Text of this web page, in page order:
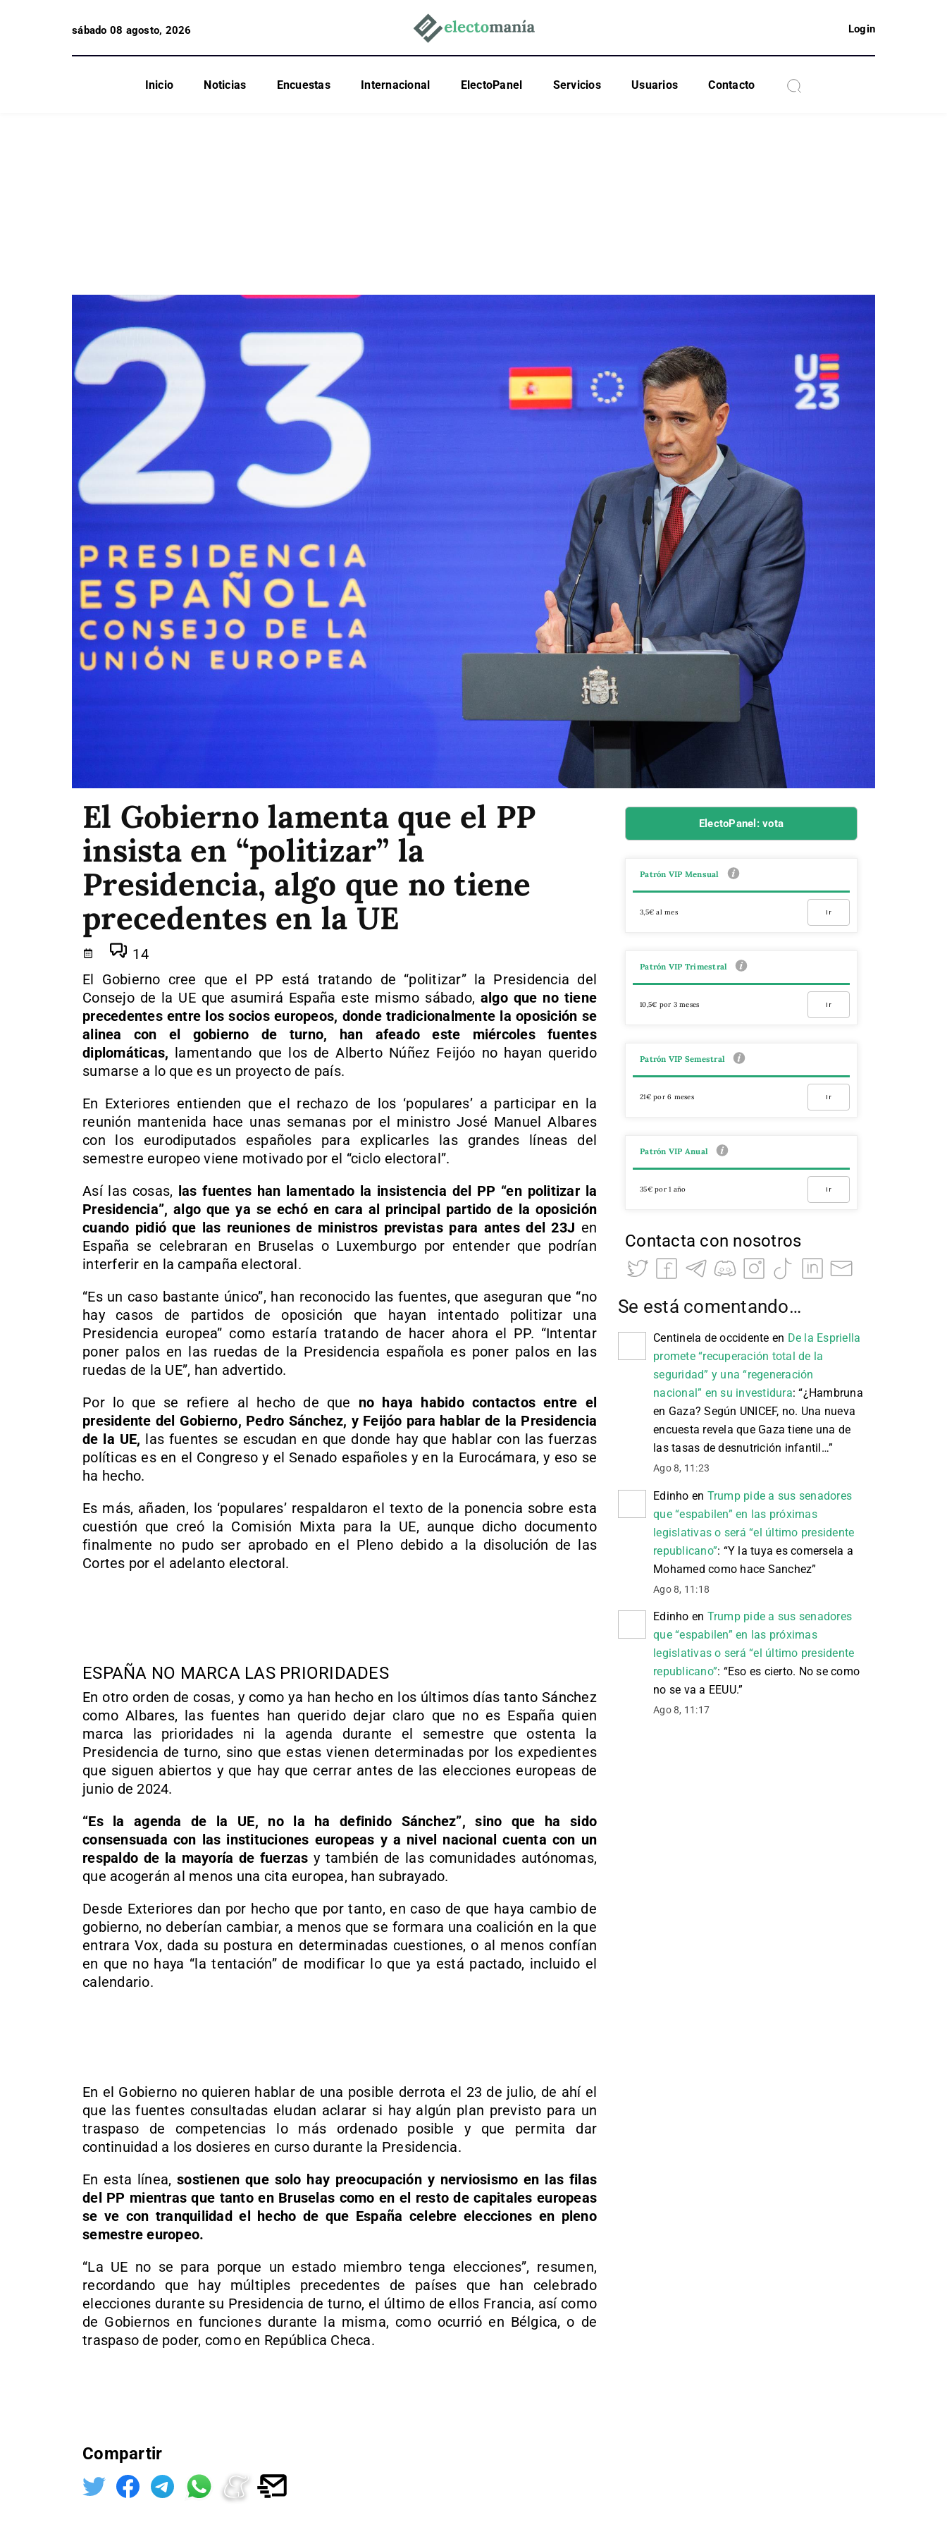
sábado 08 agosto, 2026 Login
Inicio Noticias Encuestas Internacional ElectoPanel Servicios Usuarios Contacto
El Gobierno lamenta que el PP
insista en “politizar” la
Presidencia, algo que no tiene
precedentes en la UE
14
El Gobierno cree que el PP está tratando de “politizar” la Presidencia del
Consejo de la UE que asumirá España este mismo sábado, algo que no tiene
precedentes entre los socios europeos, donde tradicionalmente la oposición se
alinea con el gobierno de turno, han afeado este miércoles fuentes
diplomáticas, lamentando que los de Alberto Núñez Feijóo no hayan querido
sumarse a lo que es un proyecto de país.
En Exteriores entienden que el rechazo de los ‘populares’ a participar en la
reunión mantenida hace unas semanas por el ministro José Manuel Albares
con los eurodiputados españoles para explicarles las grandes líneas del
semestre europeo viene motivado por el “ciclo electoral”.
Así las cosas, las fuentes han lamentado la insistencia del PP “en politizar la
Presidencia”, algo que ya se echó en cara al principal partido de la oposición
cuando pidió que las reuniones de ministros previstas para antes del 23J en
España se celebraran en Bruselas o Luxemburgo por entender que podrían
interferir en la campaña electoral.
“Es un caso bastante único”, han reconocido las fuentes, que aseguran que “no
hay casos de partidos de oposición que hayan intentado politizar una
Presidencia europea” como estaría tratando de hacer ahora el PP. “Intentar
poner palos en las ruedas de la Presidencia española es poner palos en las
ruedas de la UE”, han advertido.
Por lo que se refiere al hecho de que no haya habido contactos entre el
presidente del Gobierno, Pedro Sánchez, y Feijóo para hablar de la Presidencia
de la UE, las fuentes se escudan en que donde hay que hablar con las fuerzas
políticas es en el Congreso y el Senado españoles y en la Eurocámara, y eso se
ha hecho.
Es más, añaden, los ‘populares’ respaldaron el texto de la ponencia sobre esta
cuestión que creó la Comisión Mixta para la UE, aunque dicho documento
finalmente no pudo ser aprobado en el Pleno debido a la disolución de las
Cortes por el adelanto electoral.
ESPAÑA NO MARCA LAS PRIORIDADES
En otro orden de cosas, y como ya han hecho en los últimos días tanto Sánchez
como Albares, las fuentes han querido dejar claro que no es España quien
marca las prioridades ni la agenda durante el semestre que ostenta la
Presidencia de turno, sino que estas vienen determinadas por los expedientes
que siguen abiertos y que hay que cerrar antes de las elecciones europeas de
junio de 2024.
“Es la agenda de la UE, no la ha definido Sánchez”, sino que ha sido
consensuada con las instituciones europeas y a nivel nacional cuenta con un
respaldo de la mayoría de fuerzas y también de las comunidades autónomas,
que acogerán al menos una cita europea, han subrayado.
Desde Exteriores dan por hecho que por tanto, en caso de que haya cambio de
gobierno, no deberían cambiar, a menos que se formara una coalición en la que
entrara Vox, dada su postura en determinadas cuestiones, o al menos confían
en que no haya “la tentación” de modificar lo que ya está pactado, incluido el
calendario.
En el Gobierno no quieren hablar de una posible derrota el 23 de julio, de ahí el
que las fuentes consultadas eludan aclarar si hay algún plan previsto para un
traspaso de competencias lo más ordenado posible y que permita dar
continuidad a los dosieres en curso durante la Presidencia.
En esta línea,sostienen que solo hay preocupación y nerviosismo en las filas
del PP mientras que tanto en Bruselas como en el resto de capitales europeas
se ve con tranquilidad el hecho de que España celebre elecciones en pleno
semestre europeo.
“La UE no se para porque un estado miembro tenga elecciones”, resumen,
recordando que hay múltiples precedentes de países que han celebrado
elecciones durante su Presidencia de turno, el último de ellos Francia, así como
de Gobiernos en funciones durante la misma, como ocurrió en Bélgica, o de
traspaso de poder, como en República Checa.
Compartir
ElectoPanel: vota
Patrón VIP Mensual
3,5€ al mes Ir
Patrón VIP Trimestral
10,5€ por 3 meses Ir
Patrón VIP Semestral
21€ por 6 meses Ir
Patrón VIP Anual
35€ por 1 año Ir
Contacta con nosotros
Se está comentando…
Centinela de occidente en De la Espriella
promete “recuperación total de la
seguridad” y una “regeneración
nacional” en su investidura: “¿Hambruna
en Gaza? Según UNICEF, no. Una nueva
encuesta revela que Gaza tiene una de
las tasas de desnutrición infantil…”
Ago 8, 11:23
Edinho en Trump pide a sus senadores
que “espabilen” en las próximas
legislativas o será “el último presidente
republicano”: “Y la tuya es comersela a
Mohamed como hace Sanchez”
Ago 8, 11:18
Edinho en Trump pide a sus senadores
que “espabilen” en las próximas
legislativas o será “el último presidente
republicano”: “Eso es cierto. No se como
no se va a EEUU.”
Ago 8, 11:17